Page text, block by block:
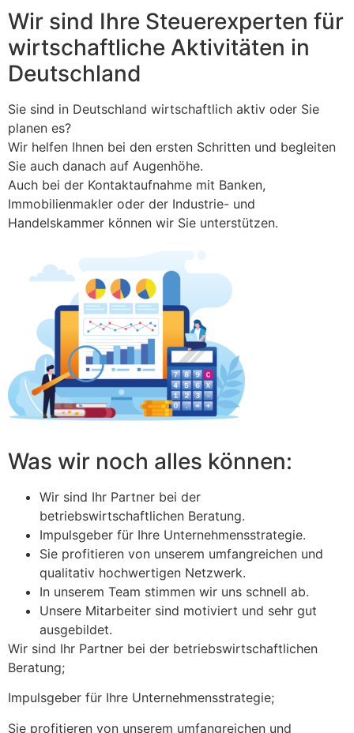
Wir sind Ihre Steuerexperten für
wirtschaftliche Aktivitäten in
Deutschland
Sie sind in Deutschland wirtschaftlich aktiv oder Sie
planen es?
Wir helfen Ihnen bei den ersten Schritten und begleiten
Sie auch danach auf Augenhöhe.
Auch bei der Kontaktaufnahme mit Banken,
Immobilienmakler oder der Industrie- und
Handelskammer können wir Sie unterstützen.
Was wir noch alles können:
Wir sind Ihr Partner bei der
betriebswirtschaftlichen Beratung.
Impulsgeber für Ihre Unternehmensstrategie.
Sie profitieren von unserem umfangreichen und
qualitativ hochwertigen Netzwerk.
In unserem Team stimmen wir uns schnell ab.
Unsere Mitarbeiter sind motiviert und sehr gut
ausgebildet.
Wir sind Ihr Partner bei der betriebswirtschaftlichen
Beratung;
Impulsgeber für Ihre Unternehmensstrategie;
Sie profitieren von unserem umfangreichen und